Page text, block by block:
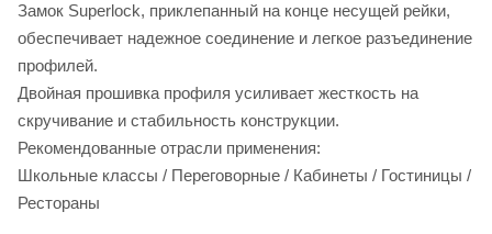
Замок Superlock, приклепанный на конце несущей рейки,
обеспечивает надежное соединение и легкое разъединение
профилей.
Двойная прошивка профиля усиливает жесткость на
скручивание и стабильность конструкции.
Рекомендованные отрасли применения:
Школьные классы / Переговорные / Кабинеты / Гостиницы /
Рестораны